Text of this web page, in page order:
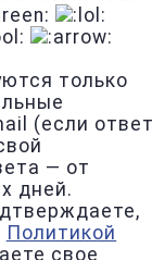
только
(если ответ
— от
дней.
Политикой
свое